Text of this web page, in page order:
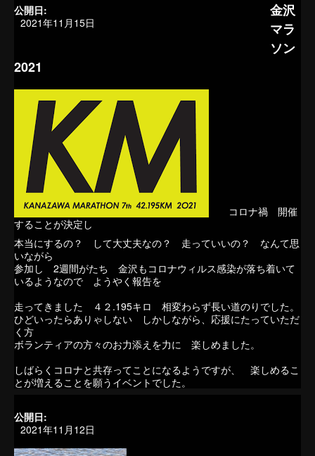
公開日:
2021年11月15日
金沢
マラ
ソン
2021
コロナ禍 開催
することが決定し
本当にするの？ して大丈夫なの？ 走っていいの？ なんて思
いながら
参加し 2週間がたち 金沢もコロナウィルス感染が落ち着いて
いるようなので ようやく報告を
走ってきました ４２.195キロ 相変わらず長い道のりでした。
ひどいったらありゃしない しかしながら、応援にたっていただ
く方
ボランティアの方々のお力添えを力に 楽しめました。
しばらくコロナと共存ってことになるようですが、 楽しめるこ
とが増えることを願うイベントでした。
公開日:
2021年11月12日